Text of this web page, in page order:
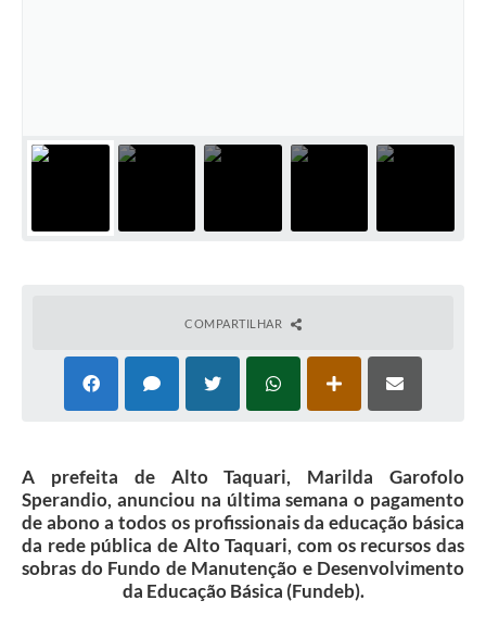
COMPARTILHAR
A prefeita de Alto Taquari, Marilda Garofolo
Sperandio, anunciou na última semana o pagamento
de abono a todos os profissionais da educação básica
da rede pública de Alto Taquari, com os recursos das
sobras do Fundo de Manutenção e Desenvolvimento
da Educação Básica (Fundeb).